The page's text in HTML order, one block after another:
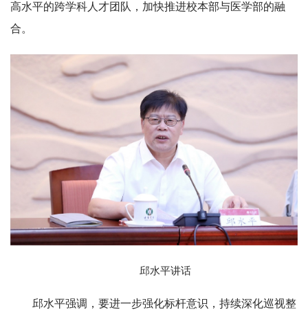
高水平的跨学科人才团队，加快推进校本部与医学部的融
合。
邱水平讲话
邱水平强调，要进一步强化标杆意识，持续深化巡视整